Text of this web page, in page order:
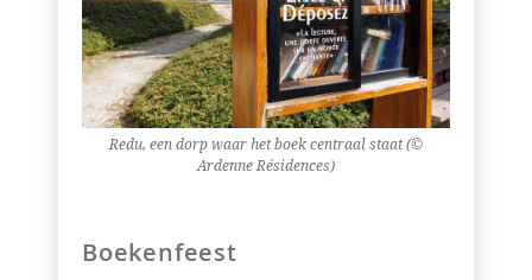
Redu, een dorp waar het boek centraal staat (©
Ardenne Résidences)
Boekenfeest